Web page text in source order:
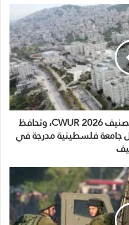
جامعة النجاح تتقدم عالمياً في تصنيف CWUR 2026، وتحافظ
جامعة فلسطينية مدرجة في